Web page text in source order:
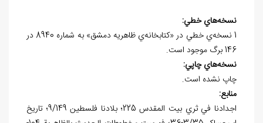
نسخههاي خطي:
1 نسخه‌ي خطي در «کتابخانه‌ي ظاهريه دمشق» به شماره 8940 در
146 برگ موجود است.
نسخههاي چاپي:
چاپ نشده است.
منابع:
اجدادنا في ثري بيت المقدس 225؛ بلادنا فلسطين 9/149؛ تاريخ